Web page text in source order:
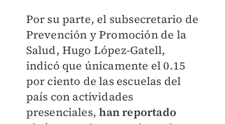
Por su parte, el subsecretario de
Prevención y Promoción de la
Salud, Hugo López-Gatell,
indicó que únicamente el 0.15
por ciento de las escuelas del
país con actividades
presenciales,han reportado